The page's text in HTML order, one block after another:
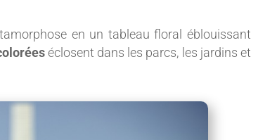
en un tableau floral éblouissant
éclosent dans les parcs, les jardins et